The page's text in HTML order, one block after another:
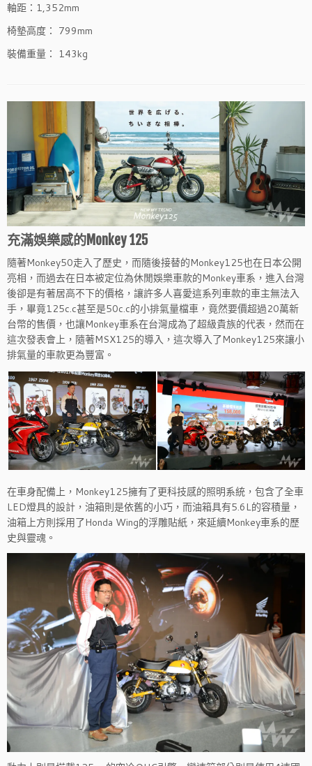
軸距：1,352mm
椅墊高度： 799mm
裝備重量： 143kg
充滿娛樂感的Monkey 125
隨著Monkey50走入了歷史，而隨後接替的Monkey125也在日本公開
亮相，而過去在日本被定位為休閒娛樂車款的Monkey車系，進入台灣
後卻是有著居高不下的價格，讓許多人喜愛這系列車款的車主無法入
手，畢竟125c.c甚至是50c.c的小排氣量檔車，竟然要價超過20萬新
台幣的售價，也讓Monkey車系在台灣成為了超級貴族的代表，然而在
這次發表會上，隨著MSX125的導入，這次導入了Monkey125來讓小
排氣量的車款更為豐富。
在車身配備上，Monkey125擁有了更科技感的照明系統，包含了全車
LED燈具的設計，油箱則是依舊的小巧，而油箱具有5.6L的容積量，
油箱上方則採用了Honda Wing的浮雕貼紙，來延續Monkey車系的歷
史與靈魂。